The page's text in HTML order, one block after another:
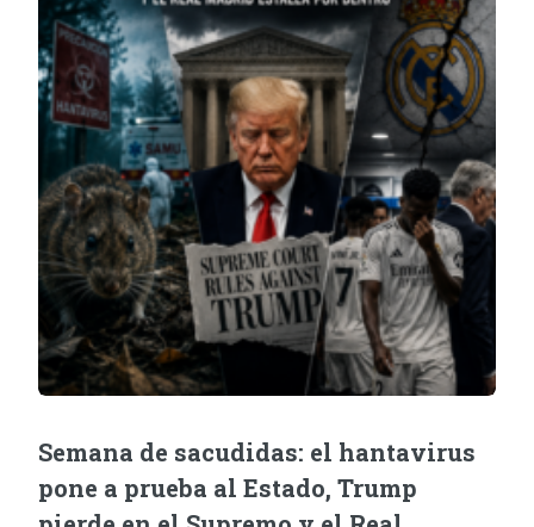
Semana de sacudidas: el hantavirus
pone a prueba al Estado, Trump